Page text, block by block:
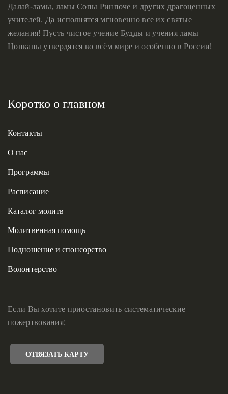
Далай-ламы, ламы Сопы Ринпоче и других драгоценных
учителей. Да исполнятся мгновенно все их святые
желания! Пусть чистое учение Будды и учения ламы
Цонкапы утвердятся во всём мире и особенно в России!
Коротко о главном
Контакты
О нас
Программы
Расписание
Каталог молитв
Молитвенная помощь
Подношение и спонсорство
Волонтерство
Если Вы хотите приостановить систематические
пожертвования:
ОТВЯЗАТЬ КАРТУ